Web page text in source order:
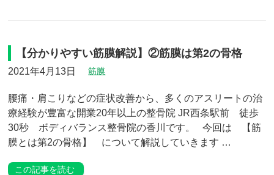
【分かりやすい筋膜解説】②筋膜は第2の骨格
2021年4月13日 筋膜
腰痛・肩こりなどの症状改善から、多くのアスリートの治
療経験が豊富な開業20年以上の整骨院 JR西条駅前 徒歩
30秒 ボディバランス整骨院の香川です。 今回は 【筋
膜とは第2の骨格】 について解説していきます …
この記事を読む